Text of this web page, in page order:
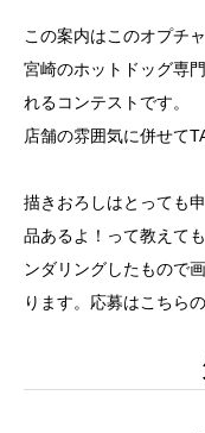
この案内はこのオプチ
宮崎のホットドッグ専
れるコンテストです。
店舗の雰囲気に併せて
描きおろしはとっても
品あるよ！って教えて
ンダリングしたもので
ります。応募はこちら